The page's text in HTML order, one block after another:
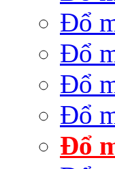
Đổ
Đổ
Đổ
Đổ
Đổ